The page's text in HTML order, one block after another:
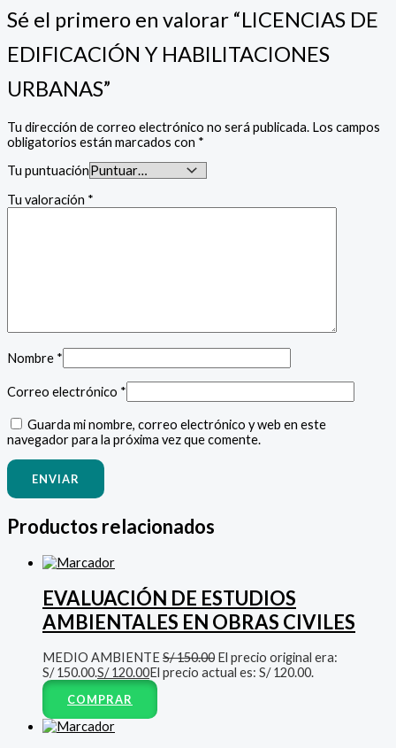
Sé el primero en valorar “LICENCIAS DE
EDIFICACIÓN Y HABILITACIONES
URBANAS”
Tu dirección de correo electrónico no será publicada. Los campos
obligatorios están marcados con *
Tu puntuación
Tu valoración *
Nombre *
Correo electrónico *
Guarda mi nombre, correo electrónico y web en este
navegador para la próxima vez que comente.
Productos relacionados
EVALUACIÓN DE ESTUDIOS
AMBIENTALES EN OBRAS CIVILES
MEDIO AMBIENTE S/150.00 El precio original era:
S/ 150.00.S/120.00El precio actual es: S/ 120.00.
COMPRAR